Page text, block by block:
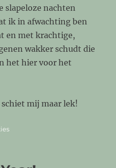
slapeloze nachten
ik in afwachting ben
en met krachtige,
wakker schudt die
het hier voor het
mij maar lek!
op